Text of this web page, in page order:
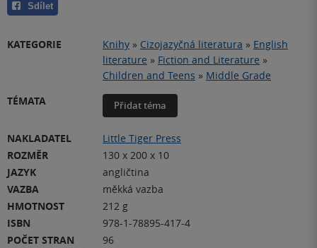
Sdílet
KATEGORIE Knihy » Cizojazyčná literatura » English
literature » Fiction and Literature »
Children and Teens » Middle Grade
TÉMATA
Přidat téma
NAKLADATEL
Little Tiger Press
ROZMĚR
130 x 200 x 10
JAZYK
angličtina
VAZBA
měkká vazba
HMOTNOST
212 g
ISBN
978-1-78895-417-4
POČET STRAN
96